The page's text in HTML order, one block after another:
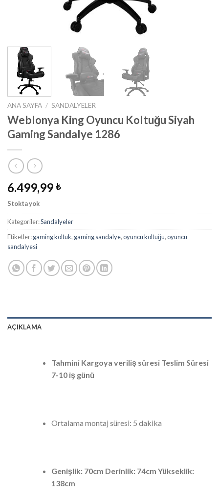
ANA SAYFA / SANDALYELER
Weblonya King Oyuncu Koltuğu Siyah
Gaming Sandalye 1286
6.499,99 ₺
Stokta yok
Kategoriler:Sandalyeler
Etiketler:gaming koltuk, gaming sandalye,oyuncu koltuğu,oyuncu
sandalyesi
AÇIKLAMA
Tahmini Kargoya veriliş süresi Teslim Süresi
7-10 iş günü
Ortalama montaj süresi: 5 dakika
Genişlik: 70cm Derinlik: 74cm Yükseklik:
138cm